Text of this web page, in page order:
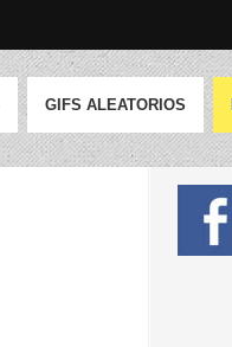
GIFS ALEATORIOS